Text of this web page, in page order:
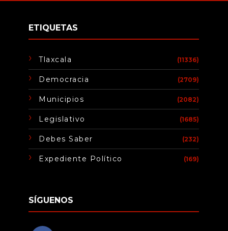
ETIQUETAS
Tlaxcala (11336)
Democracia (2709)
Municipios (2082)
Legislativo (1685)
Debes Saber (232)
Expediente Político (169)
SÍGUENOS